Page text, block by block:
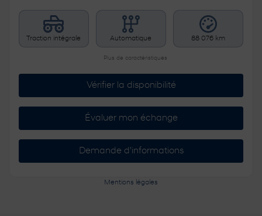
Traction intégrale Automatique 88 076 km
Plus de caractéristiques
Vérifier la disponibilité
Évaluer mon échange
Demande d'informations
Mentions légales